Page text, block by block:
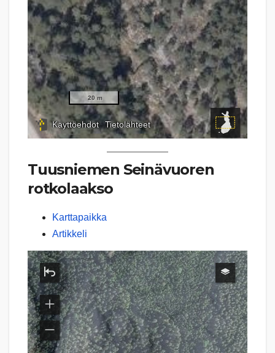
Tuusniemen Seinävuoren
rotkolaakso
Karttapaikka
Artikkeli